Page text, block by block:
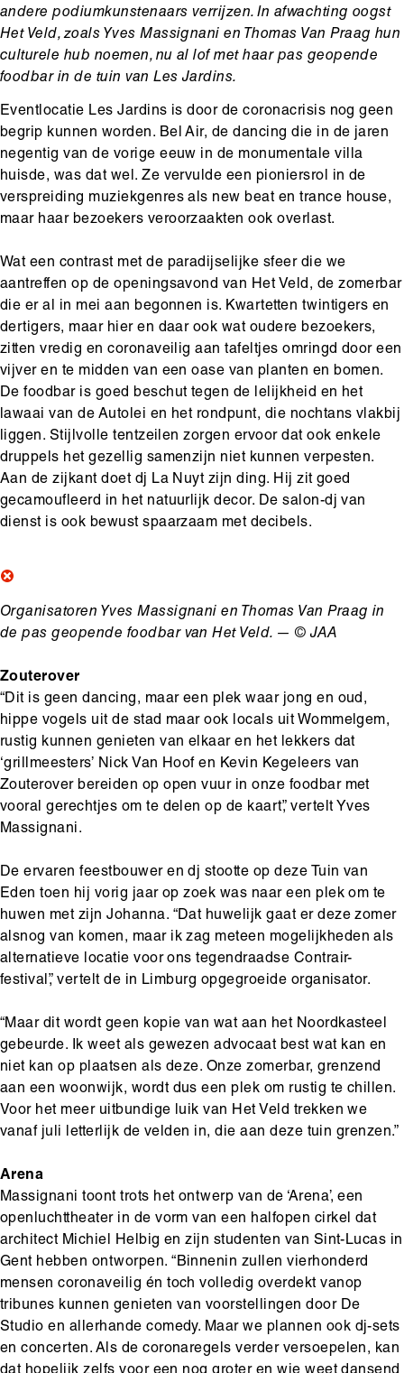
andere podiumkunstenaars verrijzen. In afwachting oogst
Het Veld, zoals Yves Massignani en Thomas Van Praag hun
culturele hub noemen, nu al lof met haar pas geopende
foodbar in de tuin van Les Jardins.
Eventlocatie Les Jardins is door de coronacrisis nog geen
begrip kunnen worden. Bel Air, de dancing die in de jaren
negentig van de vorige eeuw in de monumentale villa
huisde, was dat wel. Ze vervulde een pioniersrol in de
verspreiding muziekgenres als new beat en trance house,
maar haar bezoekers veroorzaakten ook overlast.
Wat een contrast met de paradijselijke sfeer die we
aantreffen op de openingsavond van Het Veld, de zomerbar
die er al in mei aan begonnen is. Kwartetten twintigers en
dertigers, maar hier en daar ook wat oudere bezoekers,
zitten vredig en coronaveilig aan tafeltjes omringd door een
vijver en te midden van een oase van planten en bomen.
De foodbar is goed beschut tegen de lelijkheid en het
lawaai van de Autolei en het rondpunt, die nochtans vlakbij
liggen. Stijlvolle tentzeilen zorgen ervoor dat ook enkele
druppels het gezellig samenzijn niet kunnen verpesten.
Aan de zijkant doet dj La Nuyt zijn ding. Hij zit goed
gecamoufleerd in het natuurlijk decor. De salon-dj van
dienst is ook bewust spaarzaam met decibels.
Organisatoren Yves Massignani en Thomas Van Praag in
de pas geopende foodbar van Het Veld. — © JAA
Zouterover
“Dit is geen dancing, maar een plek waar jong en oud,
hippe vogels uit de stad maar ook locals uit Wommelgem,
rustig kunnen genieten van elkaar en het lekkers dat
‘grillmeesters’ Nick Van Hoof en Kevin Kegeleers van
Zouterover bereiden op open vuur in onze foodbar met
vooral gerechtjes om te delen op de kaart”, vertelt Yves
Massignani.
De ervaren feestbouwer en dj stootte op deze Tuin van
Eden toen hij vorig jaar op zoek was naar een plek om te
huwen met zijn Johanna. “Dat huwelijk gaat er deze zomer
alsnog van komen, maar ik zag meteen mogelijkheden als
alternatieve locatie voor ons tegendraadse Contrair-
festival”, vertelt de in Limburg opgegroeide organisator.
“Maar dit wordt geen kopie van wat aan het Noordkasteel
gebeurde. Ik weet als gewezen advocaat best wat kan en
niet kan op plaatsen als deze. Onze zomerbar, grenzend
aan een woonwijk, wordt dus een plek om rustig te chillen.
Voor het meer uitbundige luik van Het Veld trekken we
vanaf juli letterlijk de velden in, die aan deze tuin grenzen.”
Arena
Massignani toont trots het ontwerp van de ‘Arena’, een
openluchttheater in de vorm van een halfopen cirkel dat
architect Michiel Helbig en zijn studenten van Sint-Lucas in
Gent hebben ontworpen. “Binnenin zullen vierhonderd
mensen coronaveilig én toch volledig overdekt vanop
tribunes kunnen genieten van voorstellingen door De
Studio en allerhande comedy. Maar we plannen ook dj-sets
en concerten. Als de coronaregels verder versoepelen, kan